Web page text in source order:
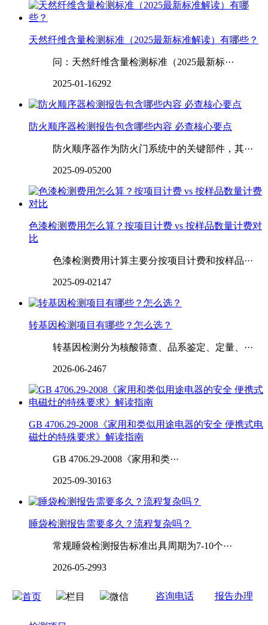
天然纤维含量检测标准（2025最新标准解读）有哪些？
问：天然纤维含量检测标准（2025最新标···
2025-01-16292
防火顺序器检测报告包含哪些内容 必查核心要点
防火顺序器作为防火门系统中的关键部件，其···
2025-09-05200
色漆检测费用怎么算？按项目计费 vs 按样品数量计费对
比
色漆检测费用计算主要分按项目计费和按样品···
2025-09-02147
‌‌‌‌‌‌转基因检测项目有哪些？怎么选？
转基因检测分为核酸筛查、品系鉴定、定量、···
2026-06-2467
GB 4706.29-2008《家用和类似用途电器的安全 便携式电
磁灶的特殊要求》解读指南
GB 4706.29-2008《家用和类···
2025-09-30163
‌‌‌‌睡袋检测报告需要多久？流程复杂吗？
常规睡袋检测报告标准出具周期为7-10个···
2026-05-2993
首页 栏目 微信 咨询电话 报告办理